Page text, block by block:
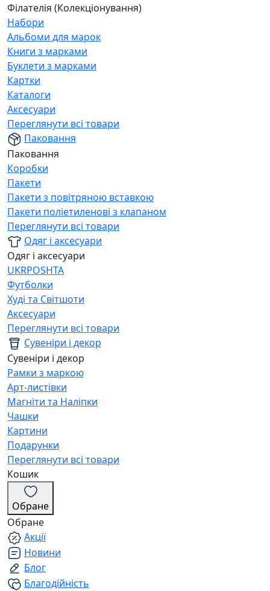
Філателія (Колекціонування)
Набори
Альбоми для марок
Книги з марками
Буклети з марками
Картки
Каталоги
Аксесуари
Переглянути всі товари
Паковання
Паковання
Коробки
Пакети
Пакети з повітряною вставкою
Пакети поліетиленові з клапаном
Переглянути всі товари
Одяг і аксесуари
Одяг і аксесуари
UKRPOSHTA
Футболки
Худі та Світшоти
Аксесуари
Переглянути всі товари
Сувеніри і декор
Сувеніри і декор
Рамки з маркою
Арт-листівки
Магніти та Наліпки
Чашки
Картини
Подарунки
Переглянути всі товари
Кошик
Обране
Обране
Акції
Новини
Блог
Благодійність